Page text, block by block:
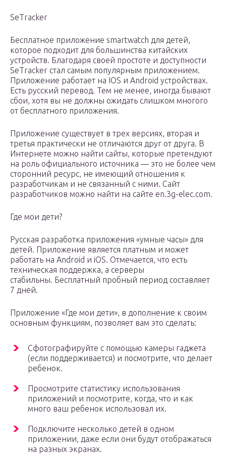
SeTracker
Бесплатное приложение smartwatch для детей,
которое подходит для большинства китайских
устройств. Благодаря своей простоте и доступности
SeTracker стал самым популярным приложением.
Приложение работает на IOS и Android устройствах.
Есть русский перевод. Тем не менее, иногда бывают
сбои, хотя вы не должны ожидать слишком многого
от бесплатного приложения.
Приложение существует в трех версиях, вторая и
третья практически не отличаются друг от друга. В
Интернете можно найти сайты, которые претендуют
на роль официального источника — это не более чем
сторонний ресурс, не имеющий отношения к
разработчикам и не связанный с ними. Сайт
разработчиков можно найти на сайте en.3g-elec.com.
Где мои дети?
Русская разработка приложения «умные часы» для
детей. Приложение является платным и может
работать на Android и iOS. Отмечается, что есть
техническая поддержка, а серверы
стабильны. Бесплатный пробный период составляет
7 дней.
Приложение «Где мои дети», в дополнение к своим
основным функциям, позволяет вам это сделать:
Сфотографируйте с помощью камеры гаджета
(если поддерживается) и посмотрите, что делает
ребенок.
Просмотрите статистику использования
приложений и посмотрите, когда, что и как
много ваш ребенок использовал их.
Подключите несколько детей в одном
приложении, даже если они будут отображаться
на разных экранах.